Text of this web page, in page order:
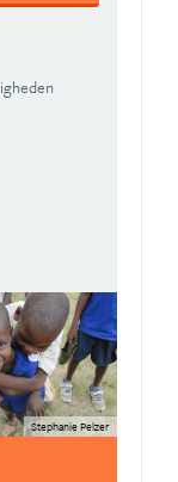
Stephanie Pelzer